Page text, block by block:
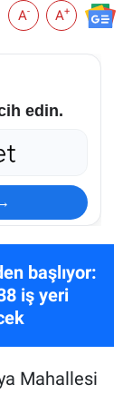
A- A+
edin.
başlıyor:
iş yeri
Mahallesi